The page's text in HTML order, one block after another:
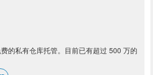
的私有仓库托管。目前已有超过 500 万的